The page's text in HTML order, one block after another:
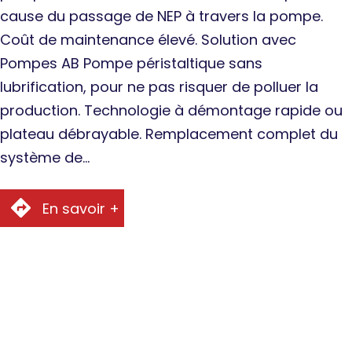
cause du passage de NEP à travers la pompe.
Coût de maintenance élevé. Solution avec
Pompes AB Pompe péristaltique sans
lubrification, pour ne pas risquer de polluer la
production. Technologie à démontage rapide ou
plateau débrayable. Remplacement complet du
système de…
En savoir +